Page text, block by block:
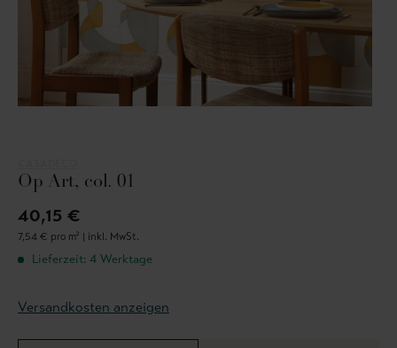
Op Art, col. 01
40,15 €
7,54 € pro m² | inkl. MwSt.
Lieferzeit: 4 Werktage
Versandkosten anzeigen